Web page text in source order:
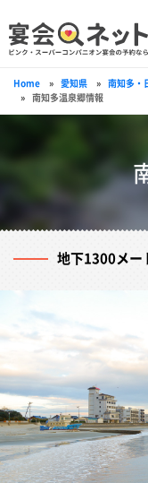
Home » 愛知県 » 南知多・
» 南知多温泉郷情報
地下1300メー